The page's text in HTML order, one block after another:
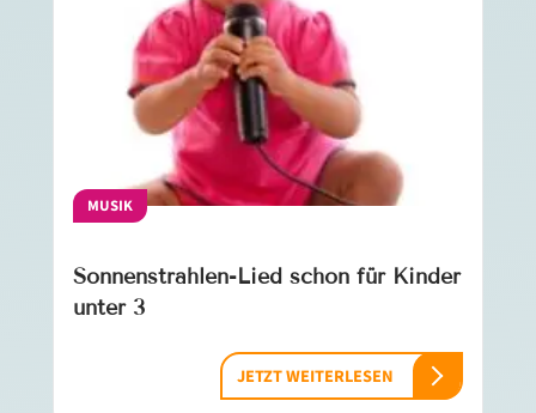
MUSIK
Sonnenstrahlen-Lied schon für Kinder
unter 3
JETZT WEITERLESEN